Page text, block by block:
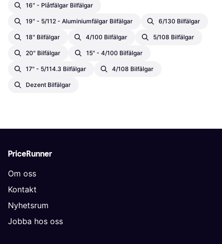
16" - Plåtfälgar Bilfälgar
19" - 5/112 - Aluminiumfälgar Bilfälgar 6/130 Bilfälgar
18" Bilfälgar 4/100 Bilfälgar 5/108 Bilfälgar
20" Bilfälgar 15" - 4/100 Bilfälgar
17" - 5/114.3 Bilfälgar 4/108 Bilfälgar
Dezent Bilfälgar
PriceRunner
Om oss
Kontakt
Nyhetsrum
Jobba hos oss